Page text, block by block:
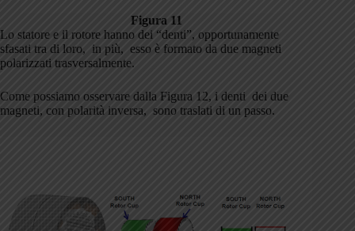
Figura 11
Lo statore e il rotore hanno dei “denti”, opportunamente
sfasati tra di loro, in più, esso è formato da due magneti
polarizzati trasversalmente.
Come possiamo osservare dalla Figura 12, i denti dei due
magneti, con polarità inversa, sono traslati di un passo.